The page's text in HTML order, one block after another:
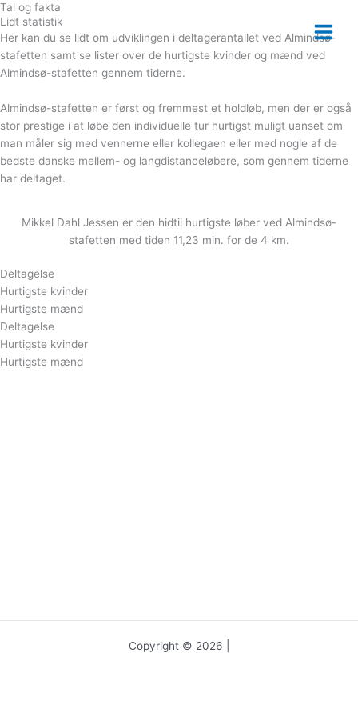
Gå
til
indholdet
Menu
Tal og fakta
Lidt statistik
Her kan du se lidt om udviklingen i deltagerantallet ved Almindsø-
stafetten samt se lister over de hurtigste kvinder og mænd ved
Almindsø-stafetten gennem tiderne.
Almindsø-stafetten er først og fremmest et holdløb, men der er også
stor prestige i at løbe den individuelle tur hurtigst muligt uanset om
man måler sig med vennerne eller kollegaen eller med nogle af de
bedste danske mellem- og langdistanceløbere, som gennem tiderne
har deltaget.
Mikkel Dahl Jessen er den hidtil hurtigste løber ved Almindsø-
stafetten med tiden 11,23 min. for de 4 km.
Deltagelse
Hurtigste kvinder
Hurtigste mænd
Deltagelse
Hurtigste kvinder
Hurtigste mænd
Copyright © 2026 |